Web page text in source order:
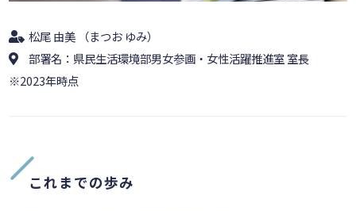
松尾 由美 （まつお ゆみ）
部署名：県民生活環境部男女参画・女性活躍推進室 室長
※2023年時点
これまでの歩み